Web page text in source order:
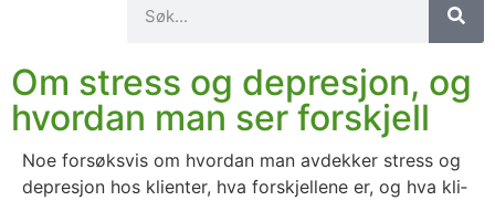
Om stress og depresjon, og
hvordan man ser forskjell
Noe for­søks­vis om hvor­dan man avdek­ker stress og
depre­sjon hos kli­en­ter, hva for­skjel­le­ne er, og hva kli­